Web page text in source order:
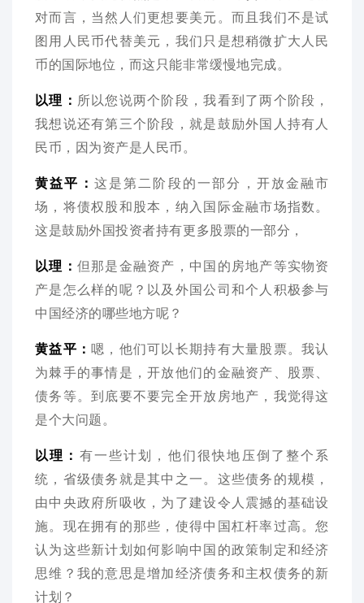
对而言，当然人们更想要美元。而且我们不是试
图用人民币代替美元，我们只是想稍微扩大人民
币的国际地位，而这只能非常缓慢地完成。
以理： 所以您说两个阶段，我看到了两个阶段，
我想说还有第三个阶段，就是鼓励外国人持有人
民币，因为资产是人民币。
黄益平： 这是第二阶段的一部分，开放金融市
场，将债权股和股本，纳入国际金融市场指数。
这是鼓励外国投资者持有更多股票的一部分，
以理： 但那是金融资产，中国的房地产等实物资
产是怎么样的呢？以及外国公司和个人积极参与
中国经济的哪些地方呢？
黄益平：嗯，他们可以长期持有大量股票。我认
为棘手的事情是，开放他们的金融资产、股票、
债务等。到底要不要完全开放房地产，我觉得这
是个大问题。
以理： 有一些计划，他们很快地压倒了整个系
统，省级债务就是其中之一。这些债务的规模，
由中央政府所吸收，为了建设令人震撼的基础设
施。现在拥有的那些，使得中国杠杆率过高。您
认为这些新计划如何影响中国的政策制定和经济
思维？我的意思是增加经济债务和主权债务的新
计划？